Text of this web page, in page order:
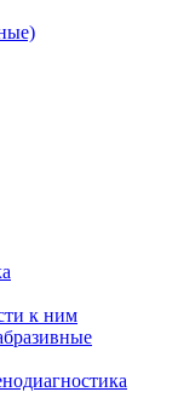
к ним